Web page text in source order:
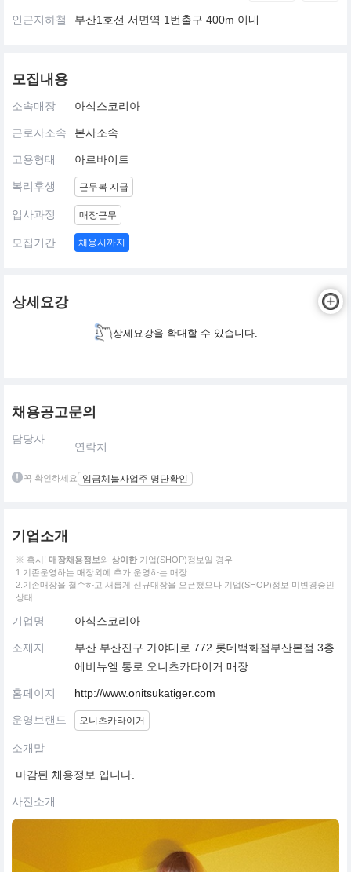
인근지하철 부산1호선 서면역 1번출구 400m 이내
모집내용
소속매장 아식스코리아
근로자소속 본사소속
고용형태 아르바이트
복리후생 근무복 지급
입사과정 매장근무
모집기간 채용시까지
상세요강
상세요강을 확대할 수 있습니다.
채용공고문의
담당자
연락처
꼭 확인하세요 임금체불사업주 명단확인
기업소개
※ 혹시! 매장채용정보와 상이한 기업(SHOP)정보일 경우
1.기존운영하는 매장외에 추가 운영하는 매장
2.기존매장을 철수하고 새롭게 신규매장을 오픈했으나 기업(SHOP)정보 미변경중인
상태
기업명 아식스코리아
소재지
부산 부산진구 가야대로 772 롯데백화점부산본점 3층
에비뉴엘 통로 오니츠카타이거 매장
홈페이지 http://www.onitsukatiger.com
운영브랜드 오니츠카타이거
소개말
마감된 채용정보 입니다.
사진소개